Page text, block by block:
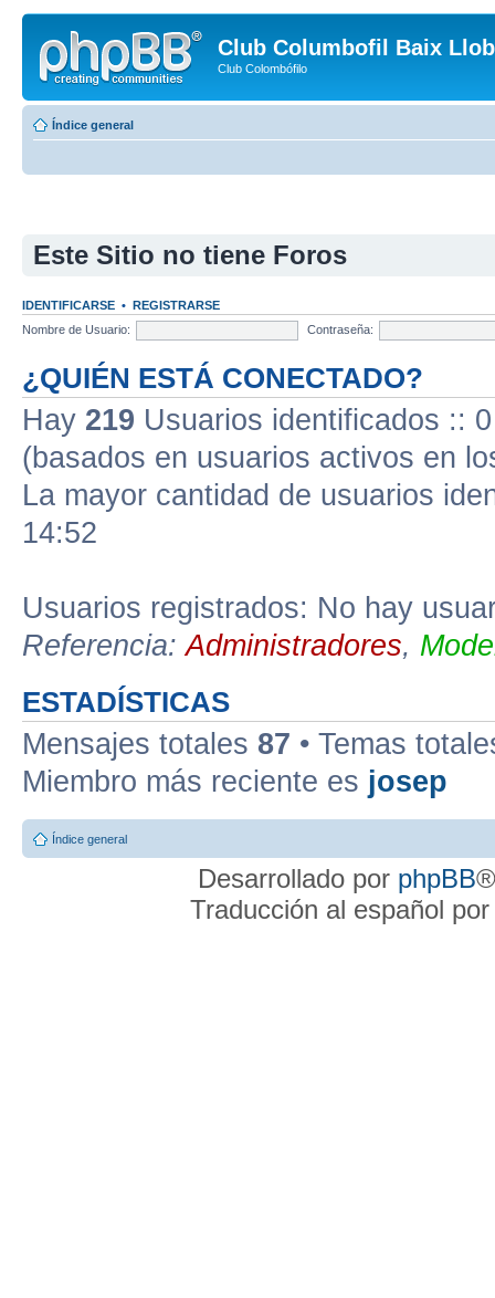
Club Columbofil Baix
Club Colombófilo
Índice general
Este Sitio no tiene Foros
IDENTIFICARSE • REGISTRARSE
Nombre de Usuario:
Contraseña:
¿QUIÉN ESTÁ CONECTADO?
Hay 219 Usuarios identificados ::
(basados en usuarios activos en
La mayor cantidad de usuarios
14:52
Usuarios registrados: No hay
Referencia:Administradores,
ESTADÍSTICAS
Mensajes totales 87 • Temas
Miembro más reciente es josep
Índice general
Desarrollado por phpBB
Traducción al español